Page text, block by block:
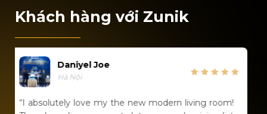
Khách hàng với Zunik
living room!
“A wonderful experience! Highly